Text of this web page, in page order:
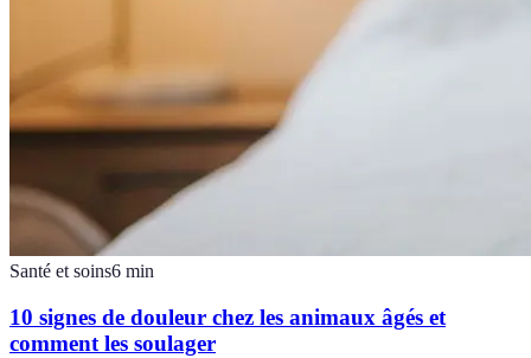
Santé et soins6 min
10 signes de douleur chez les animaux âgés et
comment les soulager